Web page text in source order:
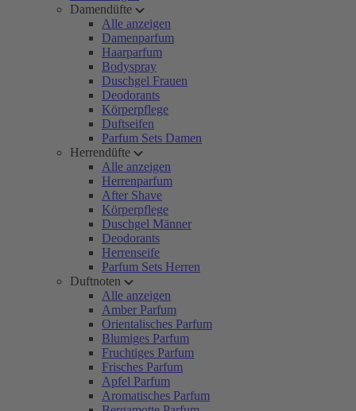
Damendüfte
Alle anzeigen
Damenparfum
Haarparfum
Bodyspray
Duschgel Frauen
Deodorants
Körperpflege
Duftseifen
Parfum Sets Damen
Herrendüfte
Alle anzeigen
Herrenparfum
After Shave
Körperpflege
Duschgel Männer
Deodorants
Herrenseife
Parfum Sets Herren
Duftnoten
Alle anzeigen
Amber Parfum
Orientalisches Parfum
Blumiges Parfum
Fruchtiges Parfum
Frisches Parfum
Apfel Parfum
Aromatisches Parfum